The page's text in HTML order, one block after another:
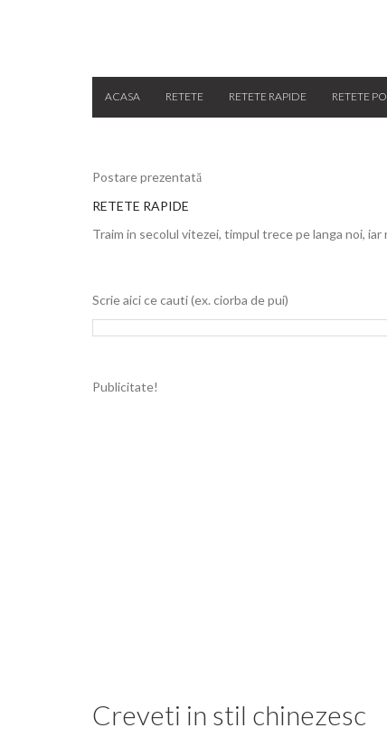
ACASA RETETE RETETE RAPIDE RETETE
Postare prezentată
RETETE RAPIDE
Traim in secolul vitezei, timpul trece pe langa noi,
Scrie aici ce cauti (ex. ciorba de pui)
Publicitate!
Creveti in stil chinezesc